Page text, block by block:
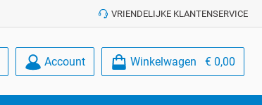
VRIENDELIJKE KLANTENSERVICE
Account Winkelwagen € 0,00